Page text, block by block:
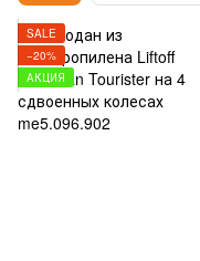
SALE
−20%
АКЦИЯ